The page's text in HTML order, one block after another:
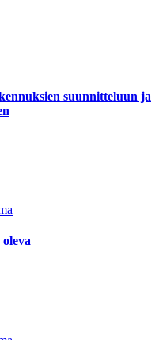
suunnitteluun ja